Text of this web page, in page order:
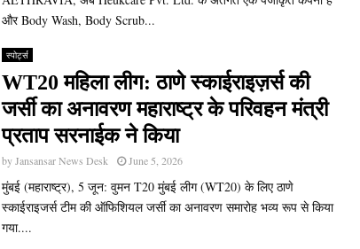
और Body Wash, Body Scrub...
स्पोर्ट्स
WT20 महिला लीग: ठाणे स्काईराइज़र्स की
जर्सी का अनावरण महाराष्ट्र के परिवहन मंत्री
प्रताप सरनाईक ने किया
byJansansar News Desk June 5, 2026
मुंबई (महाराष्ट्र), 5 जून: वुमन T20 मुंबई लीग (WT20) के लिए ठाणे
स्काईराइजर्स टीम की ऑफिशियल जर्सी का अनावरण समारोह भव्य रूप से किया
गया....